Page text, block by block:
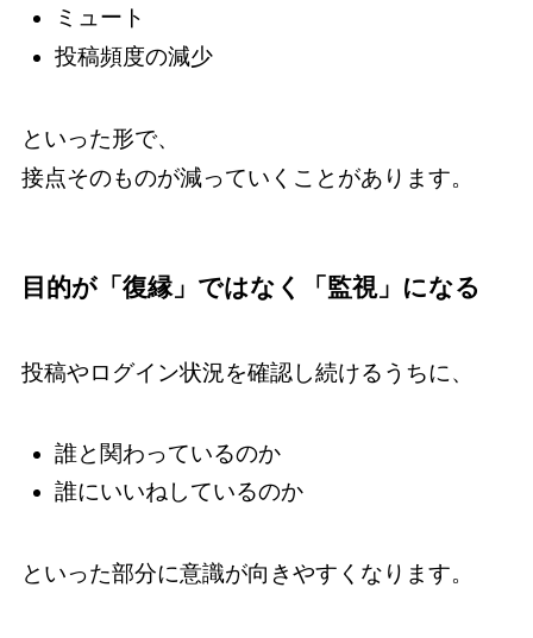
ミュート
投稿頻度の減少
といった形で、
接点そのものが減っていくことがあります。
目的が「復縁」ではなく「監視」になる
投稿やログイン状況を確認し続けるうちに、
誰と関わっているのか
誰にいいねしているのか
といった部分に意識が向きやすくなります。